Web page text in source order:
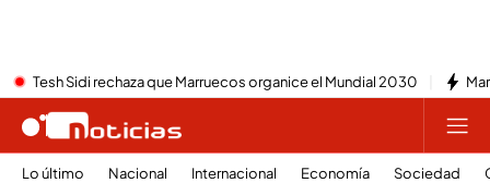
Tesh Sidi rechaza que Marruecos organice el Mundial 2030
Lo último Nacional Internacional Economía Sociedad